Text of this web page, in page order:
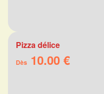
Pizza délice
Dès 10.00 €